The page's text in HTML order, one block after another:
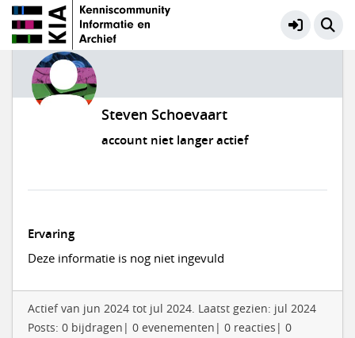
Steven Schoevaart
account niet langer actief
Ervaring
Deze informatie is nog niet ingevuld
Actief van jun 2024 tot jul 2024. Laatst gezien: jul 2024
Posts: 0 bijdragen| 0 evenementen| 0 reacties| 0